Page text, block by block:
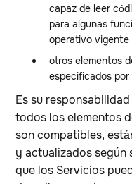
capaz de leer
para algunas
operativo vigente
otros elementos
especificados por
Es su
todos los elementos
son compatibles,
y actualizados según
que los Servicios